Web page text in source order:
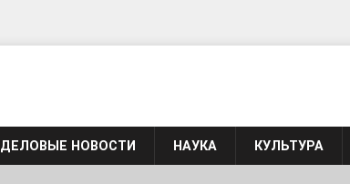
ДЕЛОВЫЕ НОВОСТИ НАУКА КУЛЬТУРА